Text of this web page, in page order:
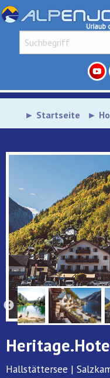
Startseite
Hallstättersee |